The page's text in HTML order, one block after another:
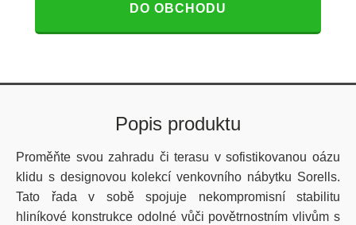
DO OBCHODU
Popis produktu
Proměňte svou zahradu či terasu v sofistikovanou oázu
klidu s designovou kolekcí venkovního nábytku Sorells.
Tato řada v sobě spojuje nekompromisní stabilitu
hliníkové konstrukce odolné vůči povětrnostním vlivům s